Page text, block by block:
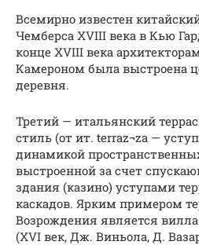
Всемирно известен
Чемберса XVIII века в Кью
конце XVIII века
Камероном была выстроена
деревня.
Третий — итальянский
стиль (от ит. terraz¬zа —
динамикой
выстроенной за счет
здания (казино) уступами
каскадов. Ярким примером
Возрождения является
(XVI век, Дж. Виньола, Д.